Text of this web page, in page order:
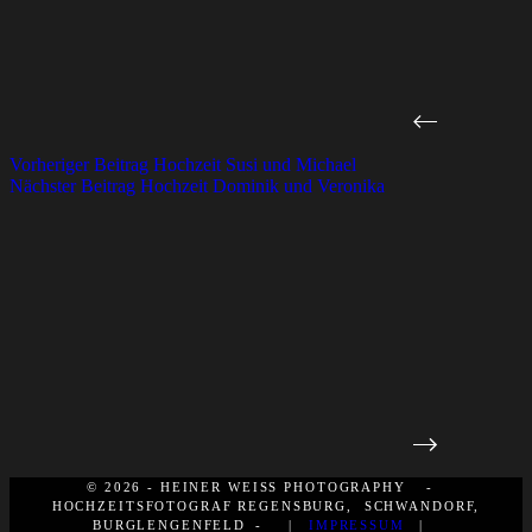
VorherigerBeitrag Hochzeit Susi und Michael
NächsterBeitrag Hochzeit Dominik und Veronika
© 2026 - HEINER WEISS PHOTOGRAPHY -
HOCHZEITSFOTOGRAF REGENSBURG, SCHWANDORF,
BURGLENGENFELD - | IMPRESSUM
|